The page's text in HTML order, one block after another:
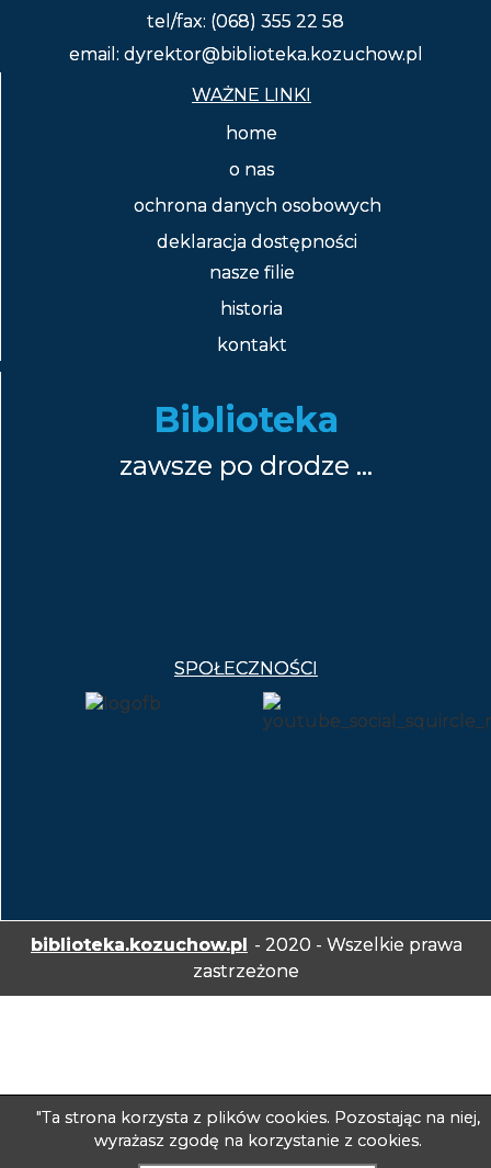
tel/fax: (068) 355 22 58
email: dyrektor@biblioteka.kozuchow.pl
WAŻNE LINKI
home
o nas
ochrona danych osobowych
deklaracja dostępności
nasze filie
historia
kontakt
Biblioteka
zawsze po drodze …
SPOŁECZNOŚCI
biblioteka.kozuchow.pl - 2020 - Wszelkie prawa
zastrzeżone
"Ta strona korzysta z plików cookies. Pozostając na niej,
wyrażasz zgodę na korzystanie z cookies.